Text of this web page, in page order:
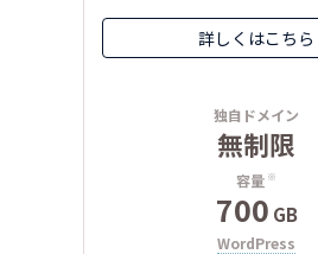
詳しくはこちら
独自ドメイン
無制限
容量 ※
700 GB
WordPress